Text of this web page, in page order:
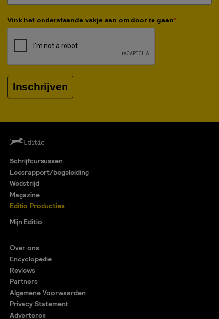
Vink het onderstaande vakje aan om door te gaan*
Inschrijven
Schrijfcursussen
Leesrapport/begeleiding
Wedstrijd
Magazine
Editio Producties
Mijn Editio
Over ons
Encyclopedie
Reviews
Partners
Algemene Voorwaarden
Privacy Statement
Adverteren